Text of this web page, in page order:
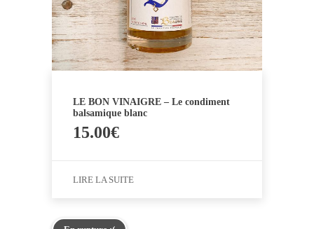
LE BON VINAIGRE – Le condiment
balsamique blanc
15.00€
LIRE LA SUITE